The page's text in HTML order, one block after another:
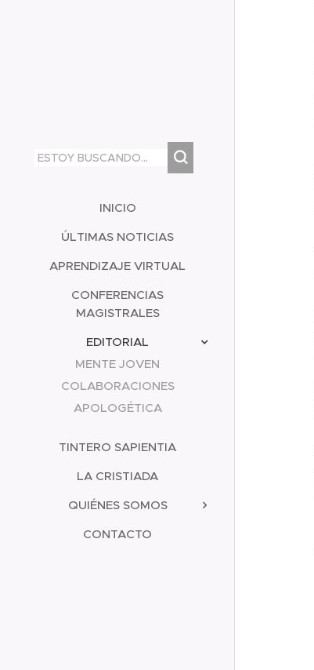
INICIO
ÚLTIMAS NOTICIAS
APRENDIZAJE VIRTUAL
CONFERENCIAS
MAGISTRALES
EDITORIAL
MENTE JOVEN
COLABORACIONES
APOLOGÉTICA
TINTERO SAPIENTIA
LA CRISTIADA
QUIÉNES SOMOS
CONTACTO